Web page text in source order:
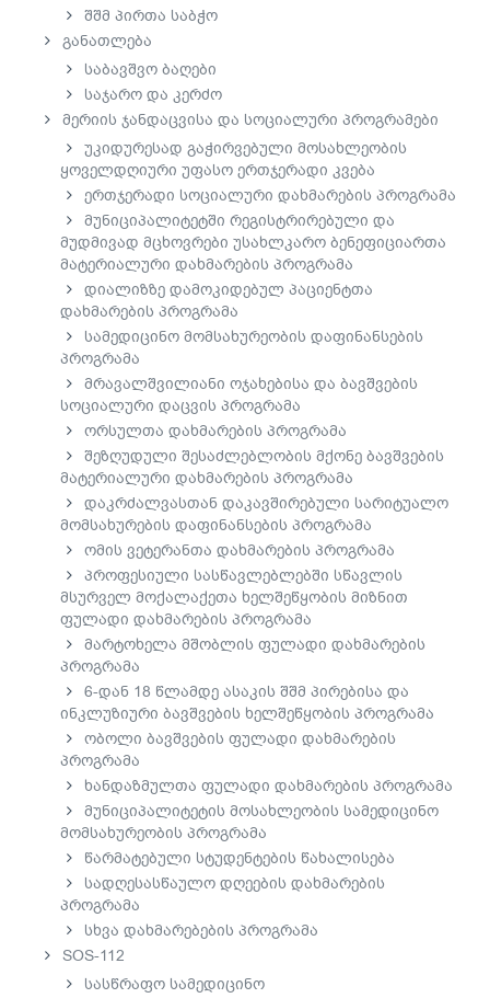
შშმ პირთა საბჭო
განათლება
საბავშვო ბაღები
საჯარო და კერძო
მერიის ჯანდაცვისა და სოციალური პროგრამები
უკიდურესად გაჭირვებული მოსახლეობის
ყოველდღიური უფასო ერთჯერადი კვება
ერთჯერადი სოციალური დახმარების პროგრამა
მუნიციპალიტეტში რეგისტრირებული და
მუდმივად მცხოვრები უსახლკარო ბენეფიციართა
მატერიალური დახმარების პროგრამა
დიალიზზე დამოკიდებულ პაციენტთა
დახმარების პროგრამა
სამედიცინო მომსახურეობის დაფინანსების
პროგრამა
მრავალშვილიანი ოჯახებისა და ბავშვების
სოციალური დაცვის პროგრამა
ორსულთა დახმარების პროგრამა
შეზღუდული შესაძლებლობის მქონე ბავშვების
მატერიალური დახმარების პროგრამა
დაკრძალვასთან დაკავშირებული სარიტუალო
მომსახურების დაფინანსების პროგრამა
ომის ვეტერანთა დახმარების პროგრამა
პროფესიული სასწავლებლებში სწავლის
მსურველ მოქალაქეთა ხელშეწყობის მიზნით
ფულადი დახმარების პროგრამა
მარტოხელა მშობლის ფულადი დახმარების
პროგრამა
6-დან 18 წლამდე ასაკის შშმ პირებისა და
ინკლუზიური ბავშვების ხელშეწყობის პროგრამა
ობოლი ბავშვების ფულადი დახმარების
პროგრამა
ხანდაზმულთა ფულადი დახმარების პროგრამა
მუნიციპალიტეტის მოსახლეობის სამედიცინო
მომსახურეობის პროგრამა
წარმატებული სტუდენტების წახალისება
სადღესასწაულო დღეების დახმარების
პროგრამა
სხვა დახმარებების პროგრამა
SOS-112
სასწრაფო სამედიცინო